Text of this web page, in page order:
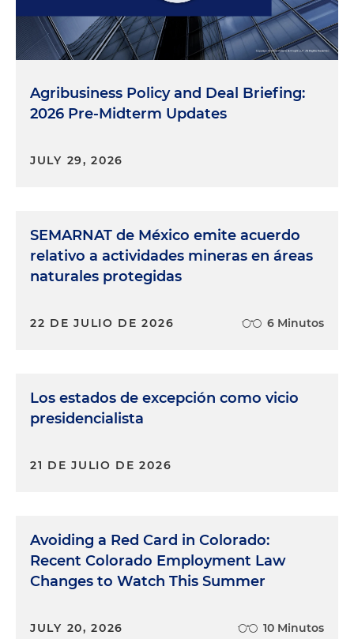
Agribusiness Policy and Deal Briefing:
2026 Pre-Midterm Updates
JULY 29, 2026
SEMARNAT de México emite acuerdo
relativo a actividades mineras en áreas
naturales protegidas
22 DE JULIO DE 2026 6 Minutos
Los estados de excepción como vicio
presidencialista
21 DE JULIO DE 2026
Avoiding a Red Card in Colorado:
Recent Colorado Employment Law
Changes to Watch This Summer
JULY 20, 2026 10 Minutos